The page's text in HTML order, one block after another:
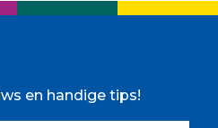
en handige tips!